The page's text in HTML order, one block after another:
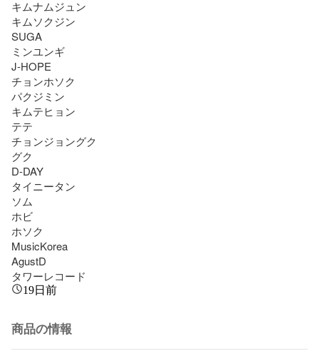
キムナムジュン
キムソクジン
SUGA
ミンユンギ
J-HOPE
チョンホソク
パクジミン
キムテヒョン
テテ
チョンジョングク
グク
D-DAY
タイニータン
ソム
ホビ
ホソク
MusicKorea
AgustD
タワーレコード
19日前
商品の情報